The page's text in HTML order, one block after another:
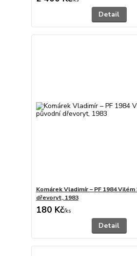
Detail
Komárek Vladimír – PF 1984
dřevoryt, 1983
180 Kč/ks
Detail